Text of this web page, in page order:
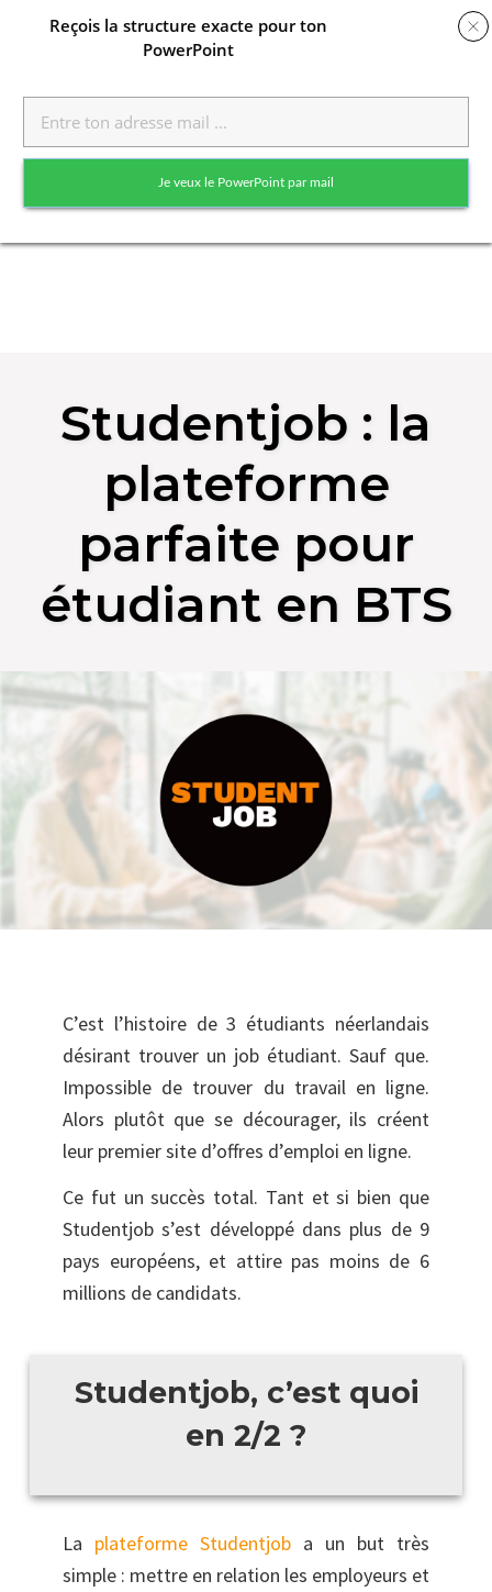
contentStudentjob : la
plateforme
parfaite pour
étudiant en BTS
C’est l’histoire de 3 étudiants néerlandais
désirant trouver un job étudiant. Sauf que.
Impossible de trouver du travail en ligne.
Alors plutôt que se décourager, ils créent
leur premier site d’offres d’emploi en ligne.
Ce fut un succès total. Tant et si bien que
Studentjob s’est développé dans plus de 9
pays européens, et attire pas moins de 6
millions de candidats.
Studentjob, c’est quoi
en 2/2 ?
La plateforme Studentjob a un but très
simple : mettre en relation les employeurs et
Reçois la structure exacte pour ton
PowerPoint
Je veux le PowerPoint par mail